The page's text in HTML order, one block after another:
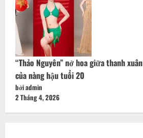
“Thảo Nguyên” nở hoa giữa thanh
của nàng hậu tuổi 20
bởi admin
2 Tháng 4, 2026